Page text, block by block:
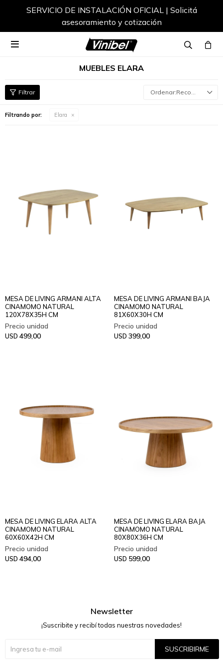
SERVICIO DE INSTALACIÓN OFICIAL | Solicitá
asesoramiento y cotización

MUEBLES ELARA
Recomendados
Filtrando por: Elara
MESA DE LIVING ARMANI ALTA
CINAMOMO NATURAL
120X78X35H CM
USD 499,00
MESA DE LIVING ARMANI BAJA
CINAMOMO NATURAL
81X60X30H CM
USD 399,00
MESA DE LIVING ELARA ALTA
CINAMOMO NATURAL
60X60X42H CM
USD 494,00
MESA DE LIVING ELARA BAJA
CINAMOMO NATURAL
80X80X36H CM
USD 599,00
Newsletter
¡Suscribite y recibí todas nuestras novedades!
SUSCRIBIRME